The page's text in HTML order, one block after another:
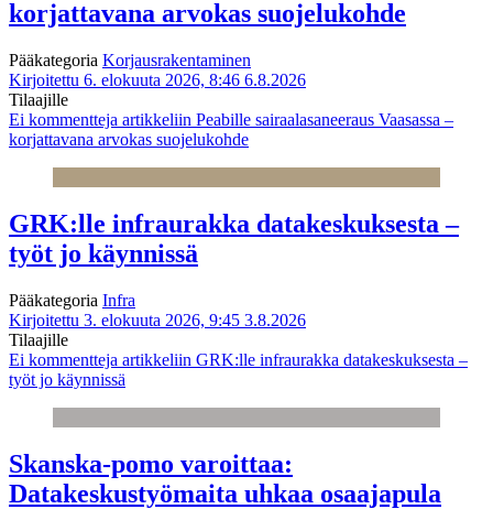
korjattavana arvokas suojelukohde
Pääkategoria Korjausrakentaminen
Kirjoitettu 6. elokuuta 2026, 8:46 6.8.2026
Tilaajille
Ei kommentteja artikkeliin Peabille sairaalasaneeraus Vaasassa –
korjattavana arvokas suojelukohde
GRK:lle infraurakka datakeskuksesta –
työt jo käynnissä
Pääkategoria Infra
Kirjoitettu 3. elokuuta 2026, 9:45 3.8.2026
Tilaajille
Ei kommentteja artikkeliin GRK:lle infraurakka datakeskuksesta –
työt jo käynnissä
Skanska-pomo varoittaa:
Datakeskustyömaita uhkaa osaajapula